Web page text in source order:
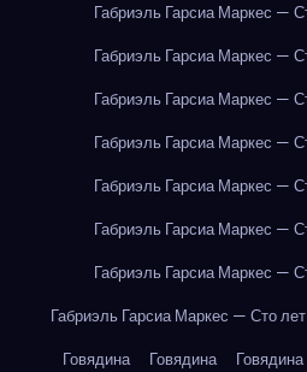
Габриэль Гарсиа Маркес —
Габриэль Гарсиа Маркес —
Габриэль Гарсиа Маркес —
Габриэль Гарсиа Маркес —
Габриэль Гарсиа Маркес —
Габриэль Гарсиа Маркес —
Габриэль Гарсиа Маркес —
Габриэль Гарсиа Маркес — Сто
Говядина
Говядина Говядина